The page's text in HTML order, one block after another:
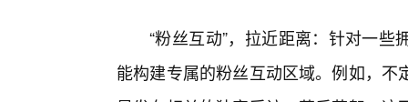
“粉丝互动”，拉近距离：针对一
能构建专属的粉丝互动区域。例如，